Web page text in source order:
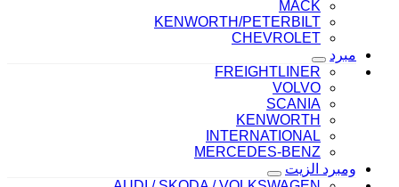
MACK
KENWORTH/PETERBILT
CHEVROLET
مبرد
FREIGHTLINER
VOLVO
SCANIA
KENWORTH
INTERNATIONAL
MERCEDES-BENZ
ومبرد الزيت